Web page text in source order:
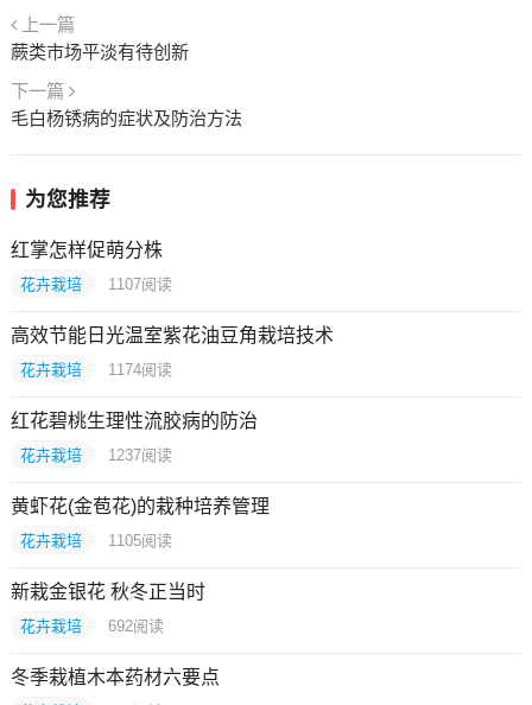
上一篇
蕨类市场平淡有待创新
下一篇
毛白杨锈病的症状及防治方法
为您推荐
红掌怎样促萌分株
花卉栽培 1107阅读
高效节能日光温室紫花油豆角栽培技术
花卉栽培 1174阅读
红花碧桃生理性流胶病的防治
花卉栽培 1237阅读
黄虾花(金苞花)的栽种培养管理
花卉栽培 1105阅读
新栽金银花 秋冬正当时
花卉栽培 692阅读
冬季栽植木本药材六要点